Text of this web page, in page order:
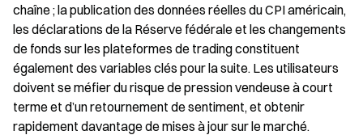
chaîne ; la publication des données réelles du CPI américain,
les déclarations de la Réserve fédérale et les changements
de fonds sur les plateformes de trading constituent
également des variables clés pour la suite. Les utilisateurs
doivent se méfier du risque de pression vendeuse à court
terme et d’un retournement de sentiment, et obtenir
rapidement davantage de mises à jour sur le marché.